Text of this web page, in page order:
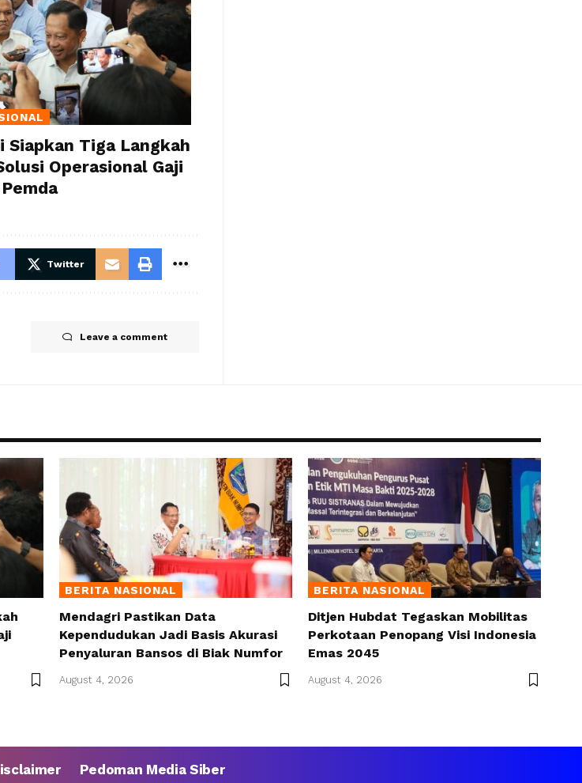
Siapkan Tiga Langkah
Operasional Gaji
Twitter
Leave a comment
BERITA NASIONAL
Mendagri Pastikan Data
Kependudukan Jadi Basis Akurasi
Penyaluran Bansos di Biak Numfor
August 4, 2026
BERITA NASIONAL
Ditjen Hubdat Tegaskan Mobilitas
Perkotaan Penopang Visi Indonesia
Emas 2045
August 4, 2026
Pedoman Media Siber